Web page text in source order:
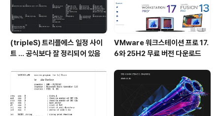
(tripleS) 트리플에스 일정 사이
트 ... 공식보다 잘 정리되어 있음
VMware 워크스테이션 프로 17.
6와 25H2 무료 버전 다운로드